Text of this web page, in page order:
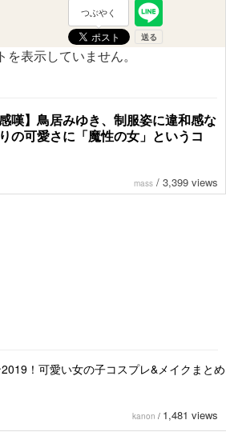
つぶやく
表示していません。
感嘆】鳥居みゆき、制服姿に違和感な
の可愛さに「魔性の女」というコ
mass / 3,399 views
！可愛い女の子コスプレ&メイクまとめ
kanon / 1,481 views